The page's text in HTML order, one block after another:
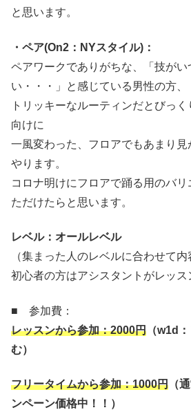
と思います。
・ペア(On2：NYスタイル)：
ペアワークでありがちな、「技が
い・・・」と感じている男性の方、
トリッキーなルーティンだとびっ
向けに
一風変わった、フロアでもあまり
やります。
コロナ明けにフロアで踊る用のバ
ただけたらと思います。
レベル：オールレベル
（集まった人のレベルに合わせて内
初心者の方はアシスタントがレッス
■ 参加費：
レッスンから参加：2000円 （w1d
む）
フリータイムから参加：1000円 （
ンペーン価格中！！）